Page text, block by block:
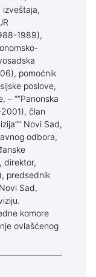
izveštaja,
1989),
pomoćnik
poslove,
– “”Panonska
član
Novi Sad,
odbora,
direktor,
predsednik
Sad,
komore
ovlašćenog